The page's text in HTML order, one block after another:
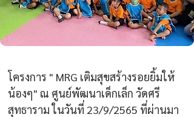
โครงการ " MRG เติมสุขสร้างรอยยิ้มให้
น้องๆ" ณ ศูนย์พัฒนาเด็กเล็ก วัดศรี
สุทธาราม ในวันที่ 23/9/2565 ที่ผ่านมา